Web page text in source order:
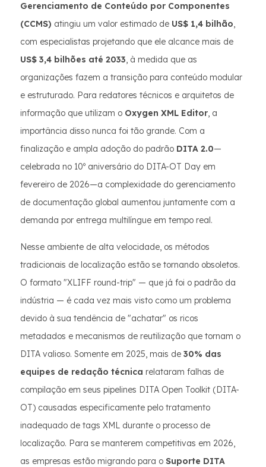
Gerenciamento de Conteúdo por Componentes
(CCMS) atingiu um valor estimado de US$ 1,4 bilhão,
com especialistas projetando que ele alcance mais de
US$ 3,4 bilhões até 2033, à medida que as
organizações fazem a transição para conteúdo modular
e estruturado. Para redatores técnicos e arquitetos de
informação que utilizam o Oxygen XML Editor, a
importância disso nunca foi tão grande. Com a
finalização e ampla adoção do padrão DITA 2.0—
celebrada no 10º aniversário do DITA-OT Day em
fevereiro de 2026—a complexidade do gerenciamento
de documentação global aumentou juntamente com a
demanda por entrega multilíngue em tempo real.
Nesse ambiente de alta velocidade, os métodos
tradicionais de localização estão se tornando obsoletos.
O formato "XLIFF round-trip" — que já foi o padrão da
indústria — é cada vez mais visto como um problema
devido à sua tendência de "achatar" os ricos
metadados e mecanismos de reutilização que tornam o
DITA valioso. Somente em 2025, mais de 30% das
equipes de redação técnica relataram falhas de
compilação em seus pipelines DITA Open Toolkit (DITA-
OT) causadas especificamente pelo tratamento
inadequado de tags XML durante o processo de
localização. Para se manterem competitivas em 2026,
as empresas estão migrando para o Suporte DITA